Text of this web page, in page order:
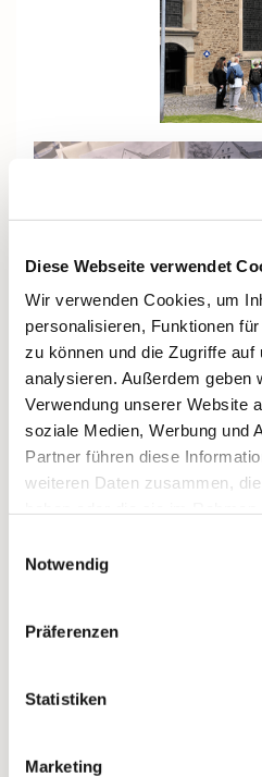
Diese Webseite verwendet
Wir verwenden Cookies, um
personalisieren, Funktionen
zu können und die Zugriffe auf
analysieren. Außerdem geben
Verwendung unserer Website
soziale Medien, Werbung und
Partner führen diese
weiteren Daten zusammen,
Notwendig
Präferenzen
Statistiken
Marketing